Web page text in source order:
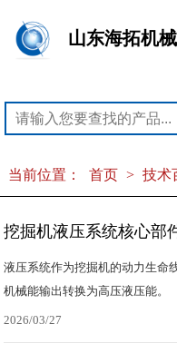
山东海拓机
当前位置： 首页 > 技术
挖掘机液压系统核心部
液压系统作为挖掘机的动力生命
机械能输出转换为高压液压能。
2026/03/27